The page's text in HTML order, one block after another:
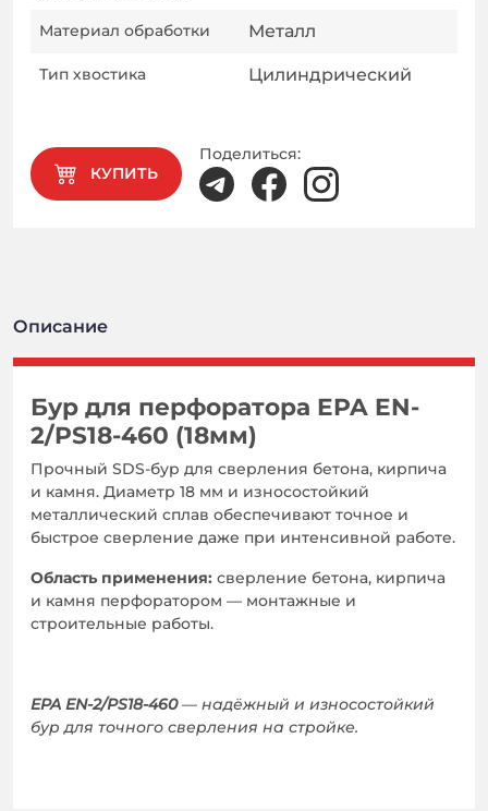
Материал обработки Металл
Тип хвостика Цилиндрический
КУПИТЬ
Поделиться:
Описание
Бур для перфоратора EPA EN-
2/PS18-460 (18мм)
Прочный SDS-бур для сверления бетона, кирпича
и камня. Диаметр 18 мм и износостойкий
металлический сплав обеспечивают точное и
быстрое сверление даже при интенсивной работе.
Область применения: сверление бетона, кирпича
и камня перфоратором — монтажные и
строительные работы.
EPA EN-2/PS18-460— надёжный и износостойкий
бур для точного сверления на стройке.